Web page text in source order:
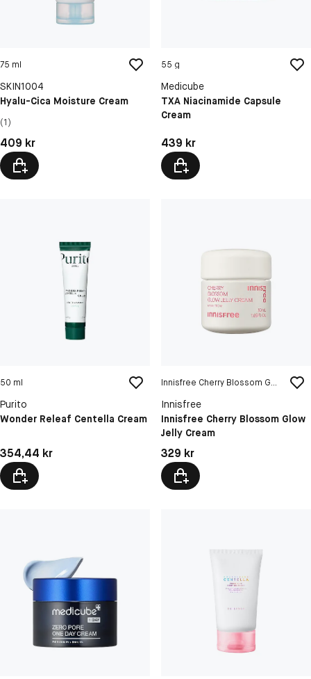
75 ml
SKIN1004
Hyalu-Cica Moisture Cream
(1)
Pris: 409 kr
409 kr
55 g
Medicube
TXA Niacinamide Capsule
Cream
Pris: 439 kr
439 kr
50 ml
Purito
Wonder Releaf Centella Cream
Pris: 354,44 kr
354,44 kr
Innisfree Cherry Blossom Glow Jelly Cream
Innisfree
Innisfree Cherry Blossom Glow
Jelly Cream
Pris: 329 kr
329 kr